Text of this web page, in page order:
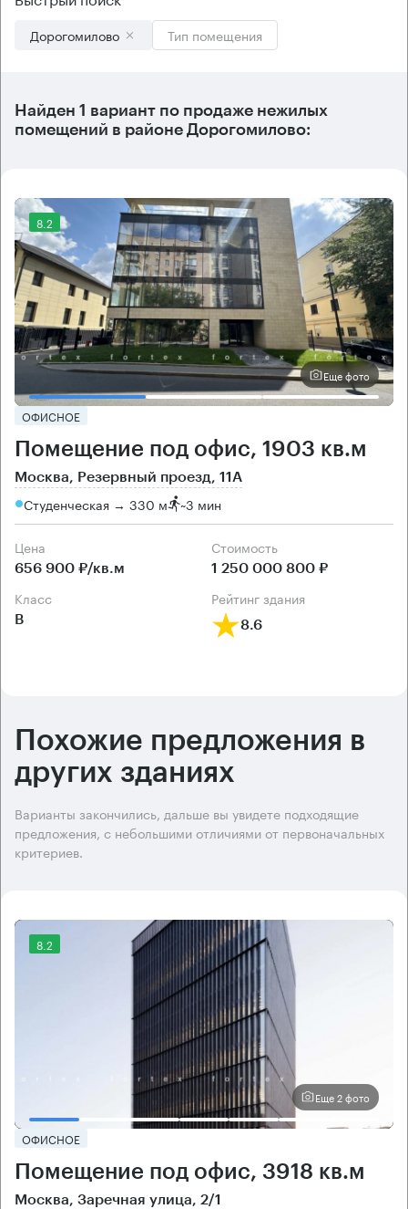
Дорогомилово Тип помещения
Найден 1 вариант по продаже нежилых
помещений в районе Дорогомилово:
8.2
Еще фото
ОФИСНОЕ
Помещение под офис, 1903 кв.м
Москва, Резервный проезд, 11А
Студенческая → 330 м ~3 мин
Цена
656 900 ₽/кв.м
Cтоимость
1 250 000 800 ₽
класс
B
рейтинг здания
8.6
Похожие предложения в
других зданиях
Варианты закончились, дальше вы увидете подходящие
предложения, с небольшими отличиями от первоначальных
критериев.
8.2
Еще 2 фото
ОФИСНОЕ
Помещение под офис, 3918 кв.м
Москва, Заречная улица, 2/1